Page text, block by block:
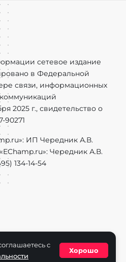
сетевое издание
в Федеральной
связи, информационных
2025 г., свидетельство о
ИП Чередник А.В.
Чередник А.В.
134-14-54
с
Хорошо